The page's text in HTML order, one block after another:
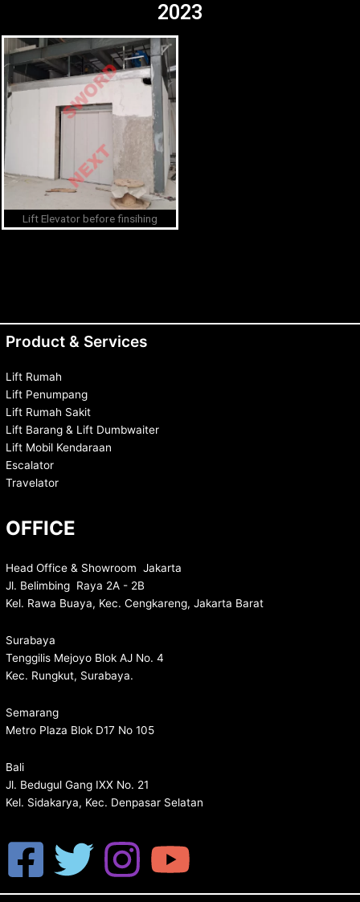
2023
Lift Elevator before finsihing
Product & Services
Lift Rumah
Lift Penumpang
Lift Rumah Sakit
Lift Barang & Lift Dumbwaiter
Lift Mobil Kendaraan
Escalator
Travelator
OFFICE
Head Office & Showroom Jakarta
Jl. Belimbing Raya 2A - 2B
Kel. Rawa Buaya, Kec. Cengkareng, Jakarta Barat
Surabaya
Tenggilis Mejoyo Blok AJ No. 4
Kec. Rungkut, Surabaya.
Semarang
Metro Plaza Blok D17 No 105
Bali
Jl. Bedugul Gang IXX No. 21
Kel. Sidakarya, Kec. Denpasar Selatan